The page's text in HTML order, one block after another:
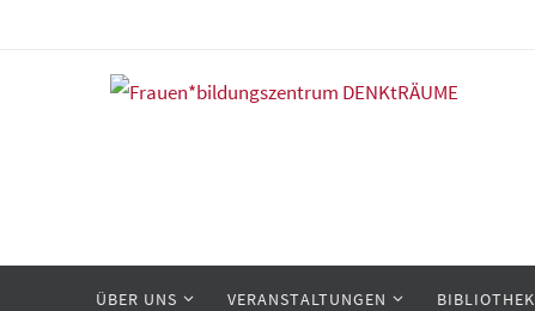
ÜBER UNS VERANSTALTUNGEN BIBLIOTHEK